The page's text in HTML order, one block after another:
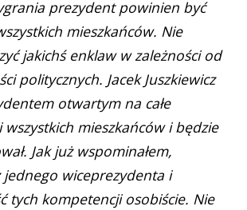
prezydent powinien być
mieszkańców. Nie
jakichś enklaw w zależności od
politycznych. Jacek Juszkiewicz
otwartym na całe
mieszkańców i będzie
Jak już wspominałem,
jednego wiceprezydenta i
tych kompetencji osobiście. Nie